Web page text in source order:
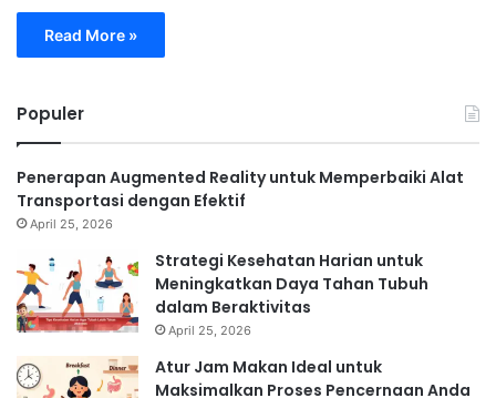
Read More »
Populer
Penerapan Augmented Reality untuk Memperbaiki Alat
Transportasi dengan Efektif
April 25, 2026
Strategi Kesehatan Harian untuk
Meningkatkan Daya Tahan Tubuh
dalam Beraktivitas
April 25, 2026
Atur Jam Makan Ideal untuk
Maksimalkan Proses Pencernaan Anda